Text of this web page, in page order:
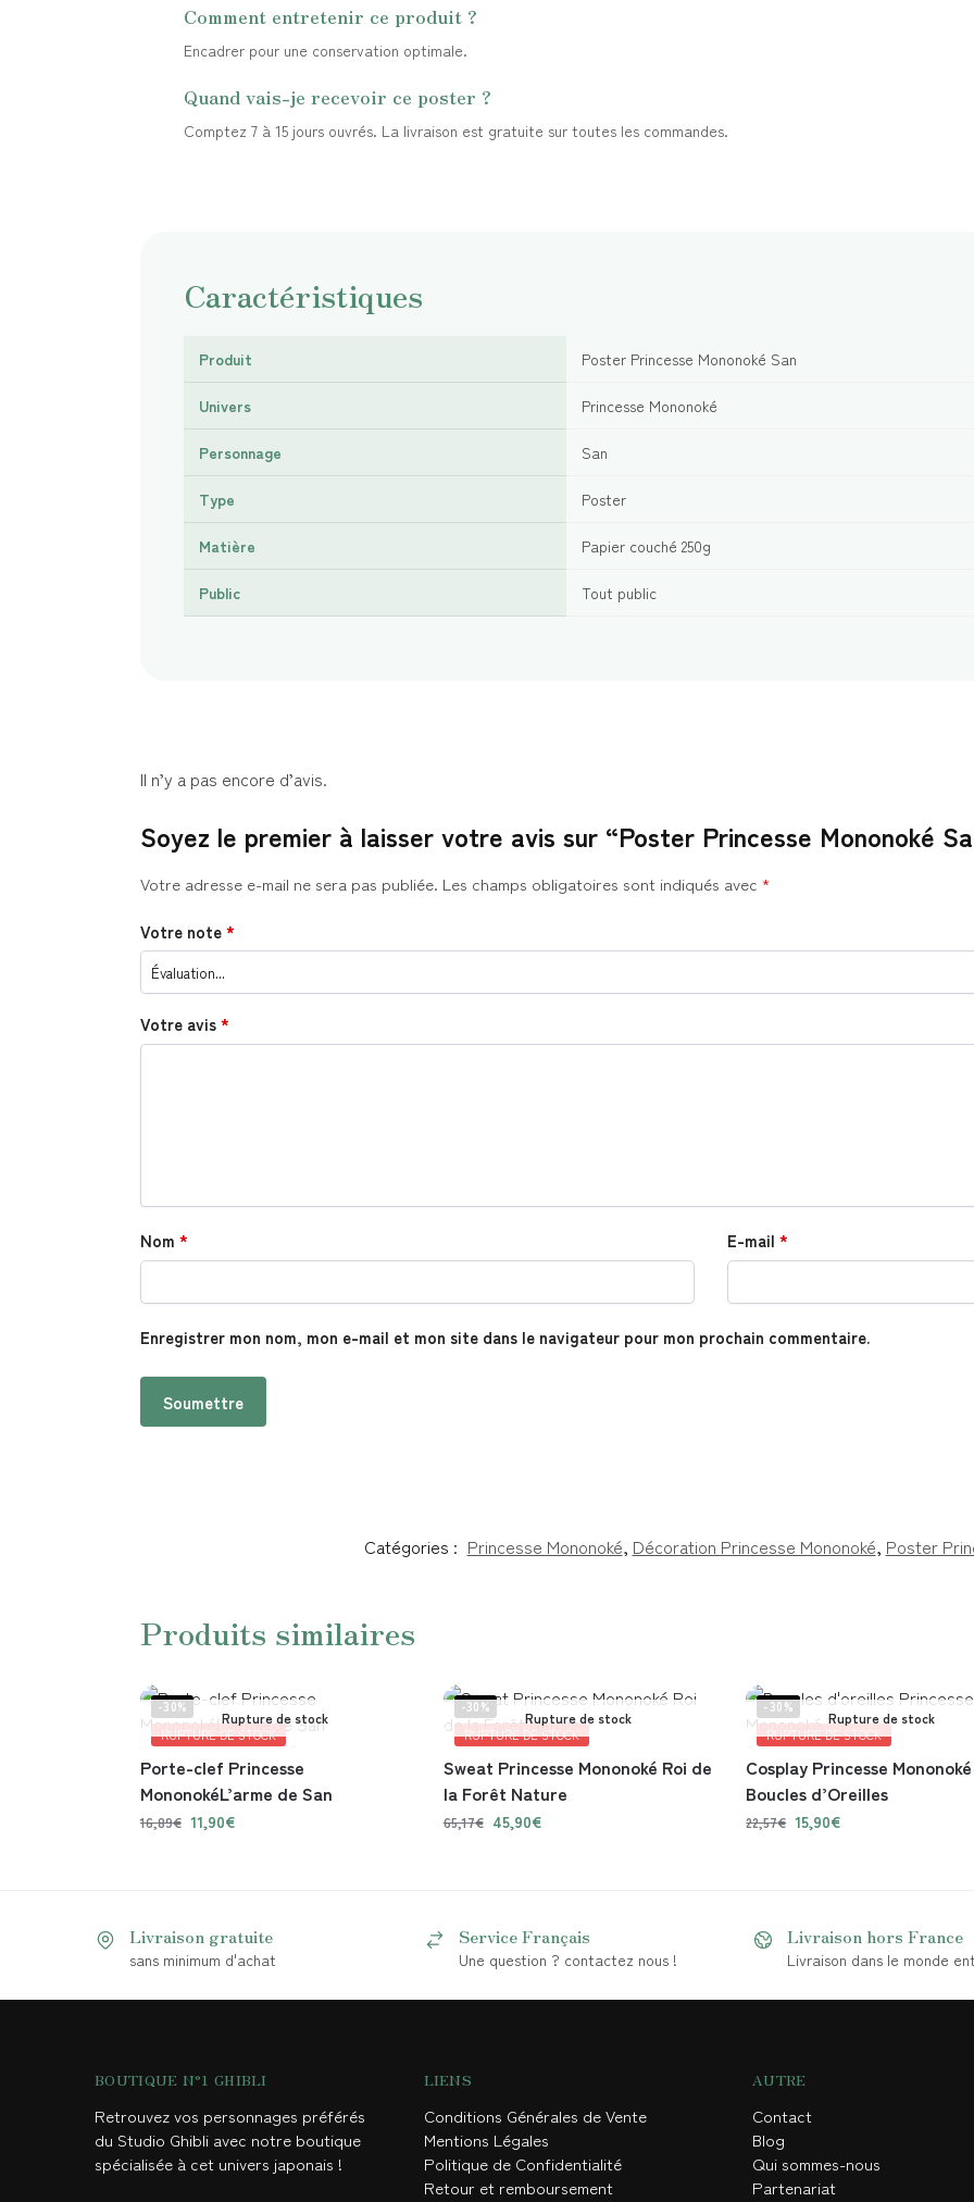
Comment entretenir ce produit ?
Encadrer pour une conservation optimale.
Quand vais-je recevoir ce poster ?
Comptez 7 à 15 jours ouvrés. La livraison est gratuite sur toutes les commandes.
Caractéristiques
Produit Poster Princesse Mononoké San
Univers Princesse Mononoké
Personnage San
Type Poster
Matière Papier couché 250g
Public Tout public
Il n’y a pas encore d’avis.
Soyez le premier à laisser votre avis sur “Poster Princesse Mononoké
Votre adresse e-mail ne sera pas publiée. Les champs obligatoires sont indiqués avec *
Votre note*
Votre avis*
Nom * E-mail *
Enregistrer mon nom, mon e-mail et mon site dans le navigateur pour mon prochain commentaire.
Catégories : Princesse Mononoké, Décoration Princesse Mononoké, Poster
Produits similaires
-30%
RUPTURE DE STOCK
Rupture de stock
Porte-clef Princesse
MononokéL’arme de San
16,89€ 11,90€
-30%
RUPTURE DE STOCK
Rupture de stock
Sweat Princesse Mononoké Roi de
la Forêt Nature
65,17€ 45,90€
-30%
RUPTURE DE STOCK
Rupture de stock
Cosplay Princesse Mononoké
Boucles d’Oreilles
22,57€ 15,90€
Livraison gratuite
sans minimum d'achat
Service Français
Une question ? contactez nous !
Livraison hors France
Livraison dans le monde
BOUTIQUE N°1 GHIBLI
Retrouvez vos personnages préférés
du Studio Ghibli avec notre boutique
spécialisée à cet univers japonais !
LIENS
Conditions Générales de Vente
Mentions Légales
Politique de Confidentialité
Retour et remboursement
AUTRE
Contact
Blog
Qui sommes-nous
Partenariat